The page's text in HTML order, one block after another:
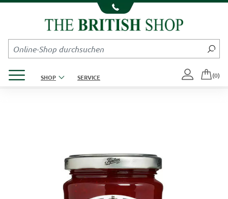
Kompletten Head der Seite überspringen
SHOP SERVICE (0)